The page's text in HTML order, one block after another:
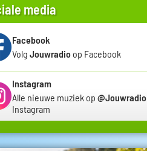
media
Facebook
Volg Jouwradio op Facebook
Instagram
Alle nieuwe muziek op @Jouwradio
Instagram